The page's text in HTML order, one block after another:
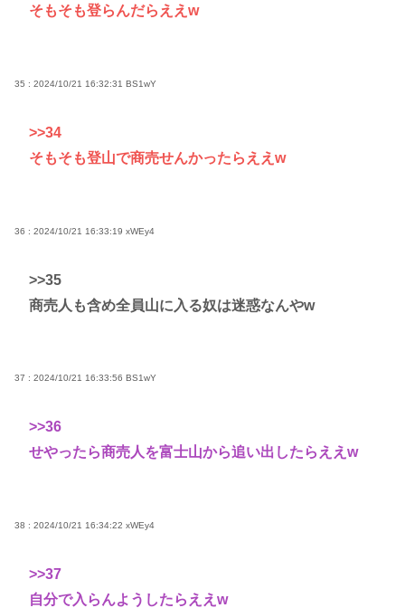
そもそも登らんだらええw
35 : 2024/10/21 16:32:31 BS1wY
>>34
そもそも登山で商売せんかったらええw
36 : 2024/10/21 16:33:19 xWEy4
>>35
商売人も含め全員山に入る奴は迷惑なんやw
37 : 2024/10/21 16:33:56 BS1wY
>>36
せやったら商売人を富士山から追い出したらええw
38 : 2024/10/21 16:34:22 xWEy4
>>37
自分で入らんようしたらええw